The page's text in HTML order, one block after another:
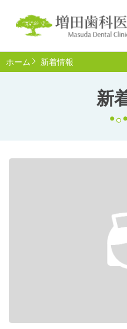
新
ホーム 新着情報